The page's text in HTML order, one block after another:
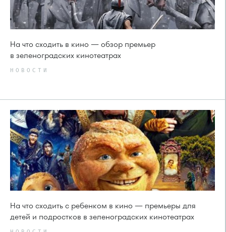
На что сходить в кино — обзор премьер
в зеленоградских кинотеатрах
НОВОСТИ
На что сходить с ребенком в кино — премьеры для
детей и подростков в зеленоградских кинотеатрах